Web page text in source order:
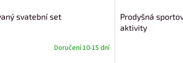
svatební set
Doručení 10-15 dní
Prodyšná
aktivity